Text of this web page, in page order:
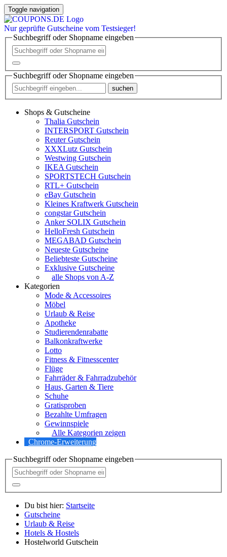
Toggle navigation
Nur geprüfte Gutscheine vom Testsieger!
Suchbegriff oder Shopname eingeben
Suchbegriff oder Shopname eingeben
suchen
Shops & Gutscheine
Thalia Gutschein
INTERSPORT Gutschein
Reuter Gutschein
XXXLutz Gutschein
Westwing Gutschein
IKEA Gutschein
SPORTSTECH Gutschein
RTL+ Gutschein
eBay Gutschein
Kleines Kraftwerk Gutschein
congstar Gutschein
Anker SOLIX Gutschein
HelloFresh Gutschein
MEGABAD Gutschein
Neueste Gutscheine
Beliebteste Gutscheine
Exklusive Gutscheine
alle Shops von A-Z
Kategorien
Mode & Accessoires
Möbel
Urlaub & Reise
Apotheke
Studierendenrabatte
Balkonkraftwerke
Lotto
Fitness & Fitnesscenter
Flüge
Fahrräder & Fahrradzubehör
Haus, Garten & Tiere
Schuhe
Gratisproben
Bezahlte Umfragen
Gewinnspiele
Alle Kategorien zeigen
Chrome-Erweiterung
Suchbegriff oder Shopname eingeben
Du bist hier: Startseite
Gutscheine
Urlaub & Reise
Hotels & Hostels
Hostelworld Gutschein